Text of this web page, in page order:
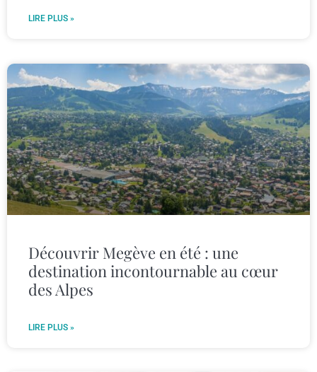
LIRE PLUS »
Découvrir Megève en été : une
destination incontournable au cœur
des Alpes
LIRE PLUS »